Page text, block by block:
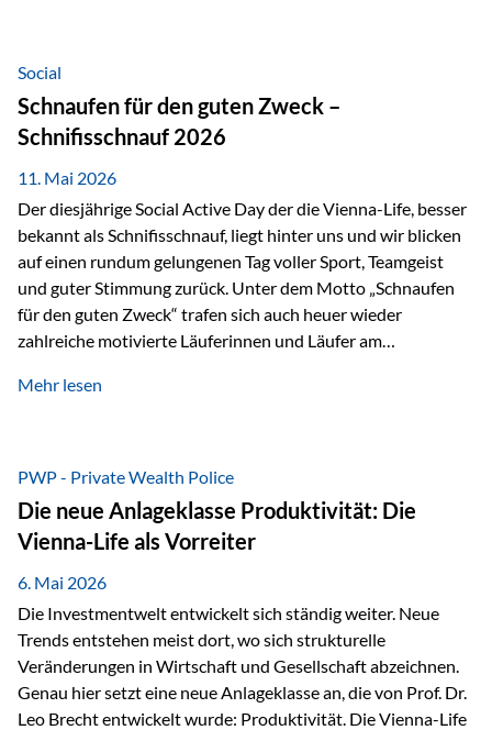
innerhalb der Private Wealth Police der Vienna-Life steht
der Oculus Value Capital Fund für einen langfristig
orientierten Value-Investing-Ansatz mit Fokus auf
fundamentale Unternehmensanalyse und nachhaltige
Wertentwicklung. Der Investmentansatz: Value Investing
mit Weitblick Im Zentrum steht ein…
Social
Schnaufen für den guten Zweck –
Schnifisschnauf 2026
11. Mai 2026
Der diesjährige Social Active Day der die Vienna-Life, besser
bekannt als Schnifisschnauf, liegt hinter uns und wir blicken
auf einen rundum gelungenen Tag voller Sport, Teamgeist
und guter Stimmung zurück. Unter dem Motto „Schnaufen
für den guten Zweck“ trafen sich auch heuer wieder
zahlreiche motivierte Läuferinnen und Läufer am
Höchstleistungen für einen guten Zweck zu erbringen. Mit
Mäder gesammelt werden konnten. Die anspruchsvolle
Strecke mit rund 4,8 Kilometern und 680 Höhenmetern
stellte die Teilnehmerinnen und Teilnehmer vor eine
sportliche Herausforderung. Doch…
Mehr lesen
PWP - Private Wealth Police
Die neue Anlageklasse Produktivität: Die
Vienna-Life als Vorreiter
6. Mai 2026
Die Investmentwelt entwickelt sich ständig weiter. Neue
Trends entstehen meist dort, wo sich strukturelle
Veränderungen in Wirtschaft und Gesellschaft abzeichnen.
Genau hier setzt eine neue Anlageklasse an, die von Prof. Dr.
Leo Brecht entwickelt wurde: Produktivität. Die Vienna-Life